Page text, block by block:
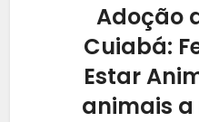
Adoção
Cuiabá:
Estar
animais a